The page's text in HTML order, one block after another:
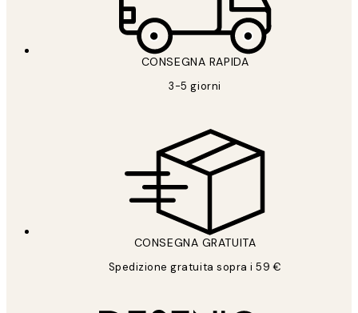
CONSEGNA RAPIDA
3-5 giorni
CONSEGNA GRATUITA
Spedizione gratuita sopra i 59 €